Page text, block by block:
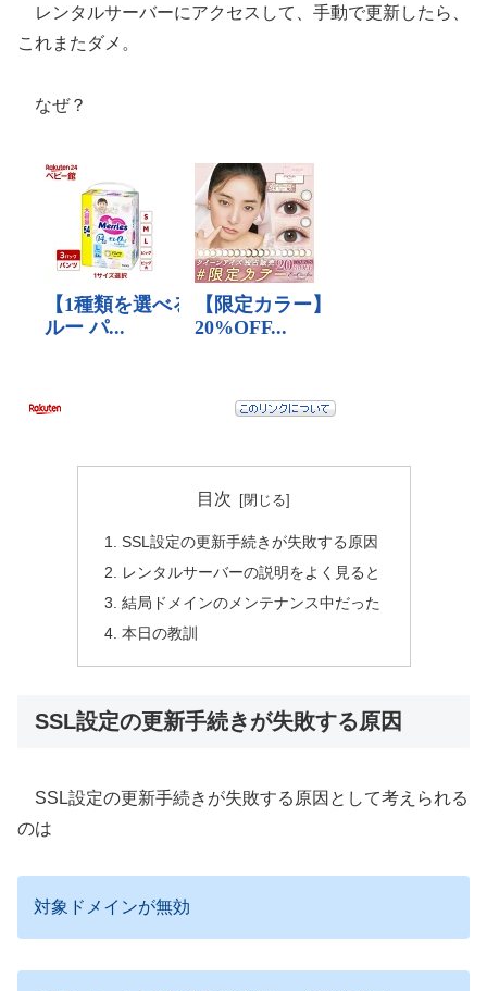
レンタルサーバーにアクセスして、手動で更新したら、
これまたダメ。
なぜ？
目次
SSL設定の更新手続きが失敗する原因
レンタルサーバーの説明をよく見ると
結局ドメインのメンテナンス中だった
本日の教訓
SSL設定の更新手続きが失敗する原因
SSL設定の更新手続きが失敗する原因として考えられる
のは
対象ドメインが無効